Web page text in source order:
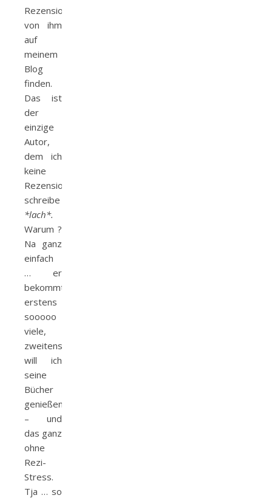
Rezensionen
von ihm
auf
meinem
Blog
finden.
Das ist
der
einzige
Autor,
dem ich
keine
Rezension
schreibe
*lach*.
Warum ?
Na ganz
einfach
… er
bekommt
erstens
sooooo
viele,
zweitens
will ich
seine
Bücher
genießen
– und
das ganz
ohne
Rezi-
Stress.
Tja … so